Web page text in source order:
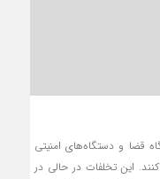
قضا و دستگاه‌های امنیتی
این تخلفات در حالی در